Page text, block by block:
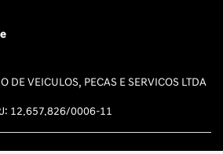
DE VEICULOS, PECAS E SERVICOS LTDA
12.657.826/0006-11